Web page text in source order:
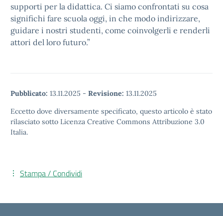
supporti per la didattica. Ci siamo confrontati su cosa
significhi fare scuola oggi, in che modo indirizzare,
guidare i nostri studenti, come coinvolgerli e renderli
attori del loro futuro.”
Pubblicato: 13.11.2025 - Revisione: 13.11.2025
Eccetto dove diversamente specificato, questo articolo è stato
rilasciato sotto Licenza Creative Commons Attribuzione 3.0
Italia.
Stampa / Condividi